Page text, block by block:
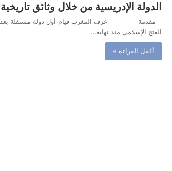
الدولة الإدريسية من خلال وثائق تاريخية
مقدمة عرف المغرب قيام أول دولة مستقلة بعد
الفتح الإسلامي منذ نهاية…
أكمل القراءة »